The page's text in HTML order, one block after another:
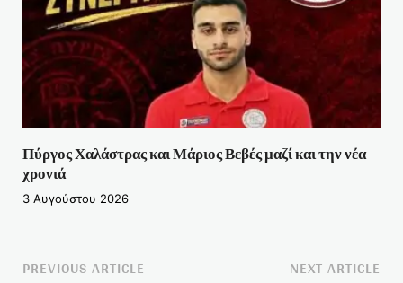
Πύργος Χαλάστρας και Μάριος Βεβές μαζί και την νέα
χρονιά
3 Αυγούστου 2026
PREVIOUS ARTICLE NEXT ARTICLE